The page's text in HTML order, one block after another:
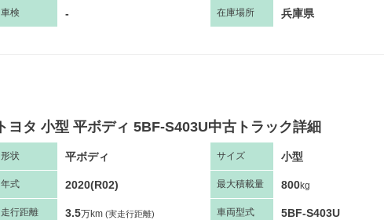
車検 - 在庫場所 兵庫県
トヨタ 小型 平ボディ 5BF-S403U中古トラック詳細
形状 平ボディ サイズ 小型
年式 2020(R02) 最大積載量 800kg
走行距離 3.5万km (実走行距離) 車両型式 5BF-S403U